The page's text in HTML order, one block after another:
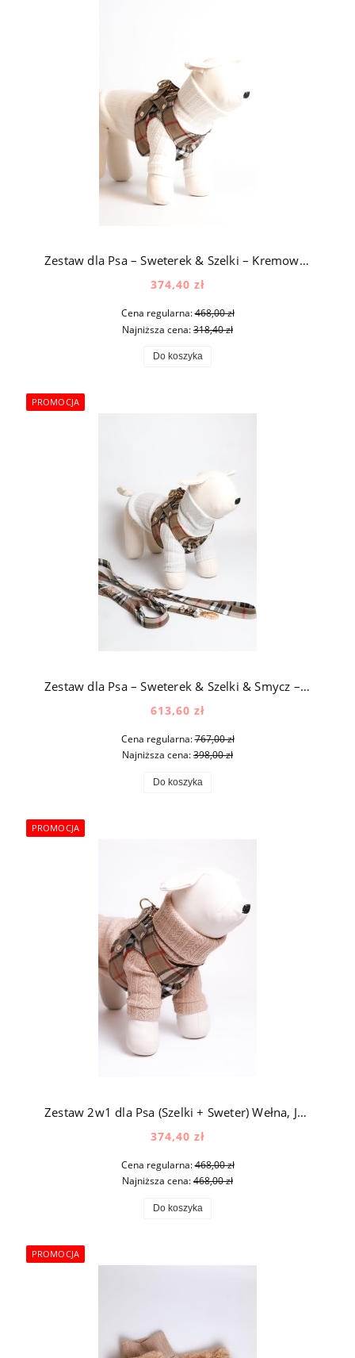
Zestaw dla Psa – Sweterek & Szelki – Kremowy & Kratka
374,40 zł
Cena regularna:468,00 zł
Najniższa cena:318,40 zł
Do koszyka
Zestaw dla Psa – Sweterek & Szelki & Smycz – Kremowy & Kratka
613,60 zł
Cena regularna:767,00 zł
Najniższa cena:398,00 zł
Do koszyka
PROMOCJA
Zestaw 2w1 dla Psa (Szelki + Sweter) Wełna, Jedwab - Kratka
374,40 zł
Cena regularna:468,00 zł
Najniższa cena:468,00 zł
Do koszyka
PROMOCJA
PROMOCJA